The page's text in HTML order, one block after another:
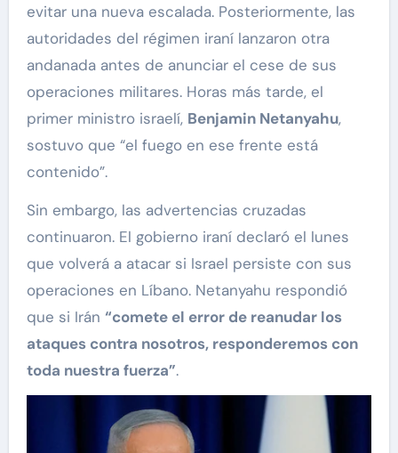
evitar una nueva escalada. Posteriormente, las
autoridades del régimen iraní lanzaron otra
andanada antes de anunciar el cese de sus
operaciones militares. Horas más tarde, el
primer ministro israelí, Benjamin Netanyahu,
sostuvo que “el fuego en ese frente está
contenido”.
Sin embargo, las advertencias cruzadas
continuaron. El gobierno iraní declaró el lunes
que volverá a atacar si Israel persiste con sus
operaciones en Líbano. Netanyahu respondió
que si Irán “comete el error de reanudar los
ataques contra nosotros, responderemos con
toda nuestra fuerza”.